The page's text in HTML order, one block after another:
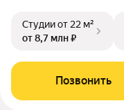
Студииот 22 м²
от 8,7 млн ₽
Позвонить